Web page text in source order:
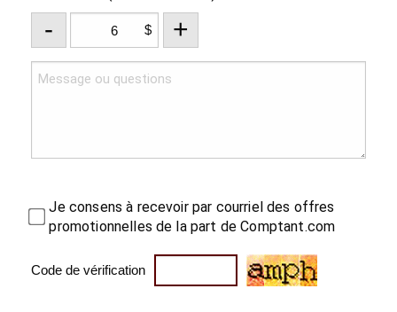
- $ +
Je consens à recevoir par courriel des offres
promotionnelles de la part de Comptant.com
Code de vérification